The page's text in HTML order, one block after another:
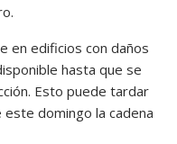
en edificios con daños
hasta que se
Esto puede tardar
domingo la cadena